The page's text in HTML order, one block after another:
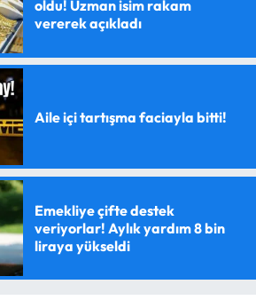
oldu! Uzman isim rakam
vererek açıkladı
Aile içi tartışma faciayla bitti!
Emekliye çifte destek
veriyorlar! Aylık yardım 8 bin
liraya yükseldi